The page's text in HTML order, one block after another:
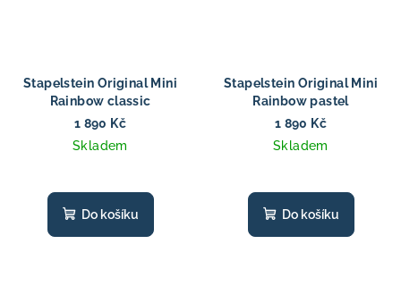
Stapelstein Original Mini
Rainbow classic
1 890 Kč
Skladem
Do košíku
Stapelstein Original Mini
Rainbow pastel
1 890 Kč
Skladem
Do košíku